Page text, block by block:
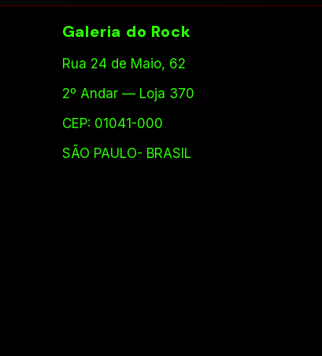
Galeria do Rock
Rua 24 de Maio, 62
2º Andar — Loja 370
CEP: 01041-000
SÃO PAULO- BRASIL